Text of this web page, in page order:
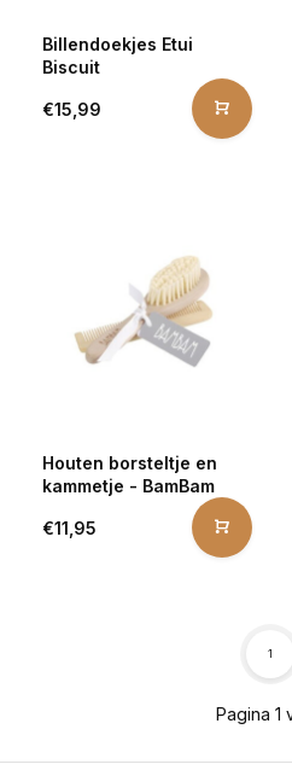
Billendoekjes Etui
Biscuit
€15,99
Houten borsteltje en
kammetje - BamBam
€11,95
Pagina 1
1